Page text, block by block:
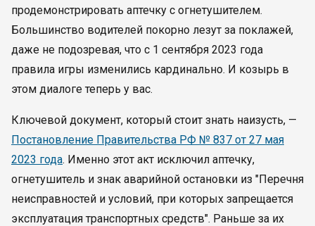
продемонстрировать аптечку с огнетушителем.
Большинство водителей покорно лезут за поклажей,
даже не подозревая, что с 1 сентября 2023 года
правила игры изменились кардинально. И козырь в
этом диалоге теперь у вас.
Ключевой документ, который стоит знать наизусть, —
Постановление Правительства РФ № 837 от 27 мая
2023 года. Именно этот акт исключил аптечку,
огнетушитель и знак аварийной остановки из "Перечня
неисправностей и условий, при которых запрещается
эксплуатация транспортных средств". Раньше за их